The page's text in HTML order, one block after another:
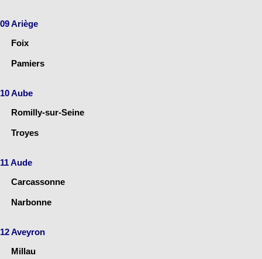
09 Ariège
Foix
Pamiers
10 Aube
Romilly-sur-Seine
Troyes
11 Aude
Carcassonne
Narbonne
12 Aveyron
Millau